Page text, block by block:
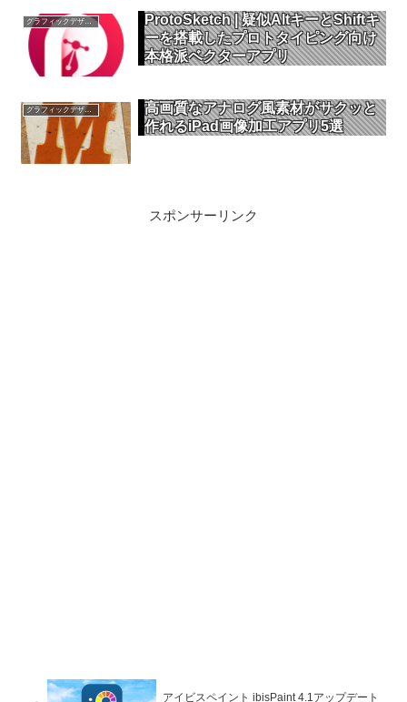
グラフィックデザイン
ProtoSketch | 疑似AltキーとShiftキ
ーを搭載したプロトタイピング向け
本格派ベクターアプリ
グラフィックデザイン
高画質なアナログ風素材がサクッと
作れるiPad画像加工アプリ5選
スポンサーリンク
アイビスペイント ibisPaint 4.1アップデート